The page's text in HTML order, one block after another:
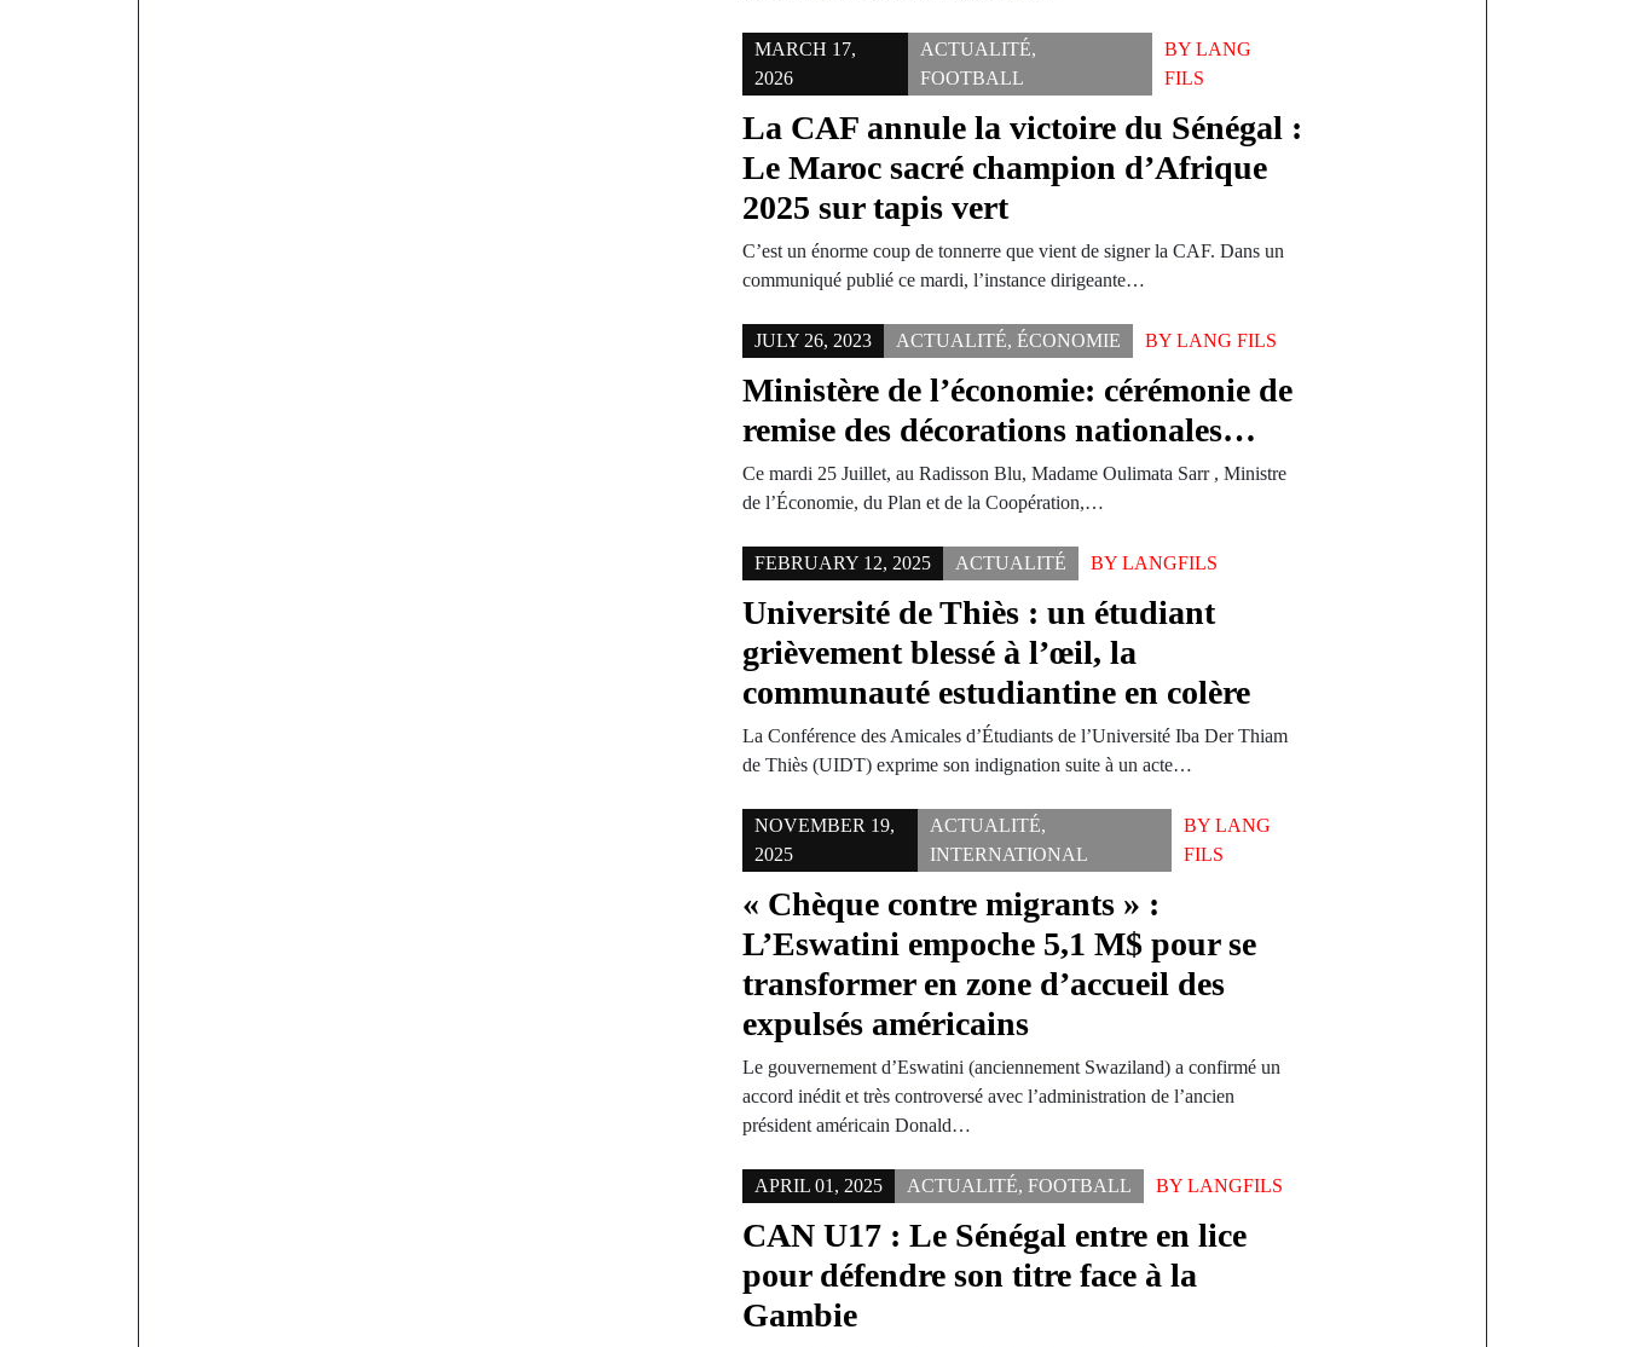
MARCH 17,
2026
ACTUALITÉ,
FOOTBALL
BY LANG
FILS
La CAF annule la victoire du Sénégal :
Le Maroc sacré champion d’Afrique
2025 sur tapis vert
C’est un énorme coup de tonnerre que vient de signer la CAF. Dans un
communiqué publié ce mardi, l’instance dirigeante…
JULY 26, 2023 ACTUALITÉ,ÉCONOMIE BYLANG FILS
Ministère de l’économie: cérémonie de
remise des décorations nationales…
Ce mardi 25 Juillet, au Radisson Blu, Madame Oulimata Sarr , Ministre
de l’Économie, du Plan et de la Coopération,…
FEBRUARY 12, 2025 ACTUALITÉ BYLANGFILS
Université de Thiès : un étudiant
grièvement blessé à l’œil, la
communauté estudiantine en colère
La Conférence des Amicales d’Étudiants de l’Université Iba Der Thiam
de Thiès (UIDT) exprime son indignation suite à un acte…
NOVEMBER 19,
2025
ACTUALITÉ,
INTERNATIONAL
BYLANG
FILS
« Chèque contre migrants » :
L’Eswatini empoche 5,1 M$ pour se
transformer en zone d’accueil des
expulsés américains
Le gouvernement d’Eswatini (anciennement Swaziland) a confirmé un
accord inédit et très controversé avec l’administration de l’ancien
président américain Donald…
APRIL 01, 2025 ACTUALITÉ,FOOTBALL BYLANGFILS
CAN U17 : Le Sénégal entre en lice
pour défendre son titre face à la
Gambie